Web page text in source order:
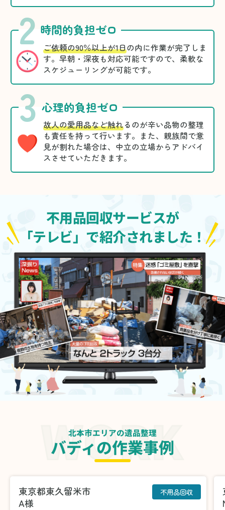
2 時間的負担ゼロ
ご依頼の90％以上が1日の内に作業が完了しま
す。早朝・深夜も対応可能ですので、柔軟な
スケジューリングが可能です。
3 心理的負担ゼロ
故人の愛用品など触れるのが辛い品物の整理
も責任を持って行います。また、親族間で意
見が割れた場合は、中立の立場からアドバイ
スさせていただきます。
不用品回収サービスが
「テレビ」で紹介されました！
北本市エリアの遺品整理
バディの作業事例
東京都東久留米市
A様
不用品回収